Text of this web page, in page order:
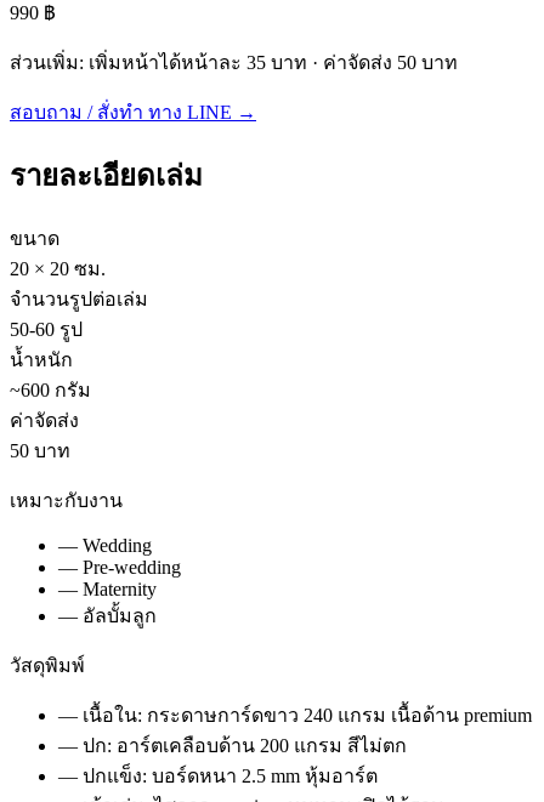
990 ฿
ส่วนเพิ่ม: เพิ่มหน้าได้หน้าละ 35 บาท · ค่าจัดส่ง 50 บาท
สอบถาม / สั่งทำ ทาง LINE →
รายละเอียดเล่ม
ขนาด
20 × 20 ซม.
จำนวนรูปต่อเล่ม
50-60 รูป
น้ำหนัก
~600 กรัม
ค่าจัดส่ง
50 บาท
เหมาะกับงาน
— Wedding
— Pre-wedding
— Maternity
— อัลบั้มลูก
วัสดุพิมพ์
— เนื้อใน: กระดาษการ์ดขาว 240 แกรม เนื้อด้าน premium
— ปก: อาร์ตเคลือบด้าน 200 แกรม สีไม่ตก
— ปกแข็ง: บอร์ดหนา 2.5 mm หุ้มอาร์ต